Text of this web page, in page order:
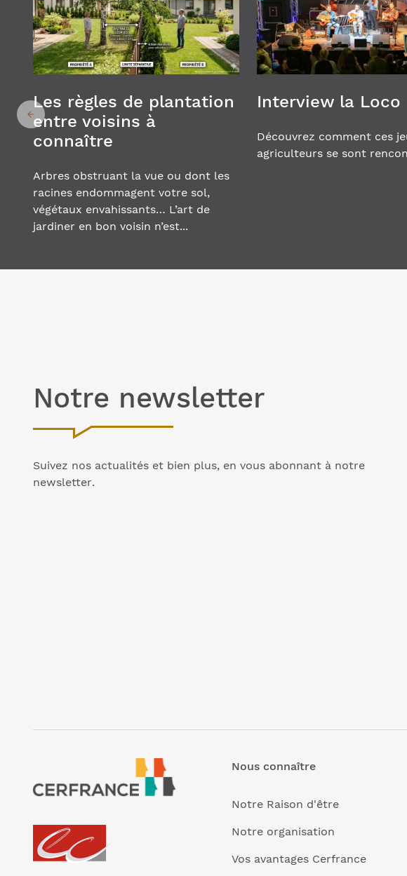
Les règles de plantation
entre voisins à
connaître
Arbres obstruant la vue ou dont les
racines endommagent votre sol,
végétaux envahissants… L’art de
jardiner en bon voisin n’est...
Interview la Loco
Découvrez comment ces
agriculteurs se sont
Notre newsletter
Suivez nos actualités et bien plus, en vous abonnant à notre
newsletter.
Nous connaître
Notre Raison d'être
Notre organisation
Vos avantages Cerfrance